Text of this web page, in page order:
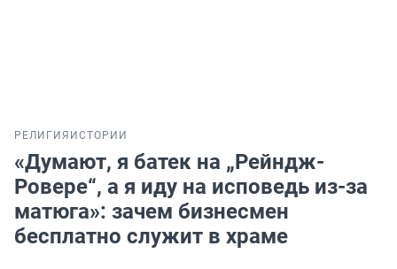
РЕЛИГИЯ ИСТОРИИ
«Думают, я батек на „Рейндж-
Ровере“, а я иду на исповедь из-за
матюга»: зачем бизнесмен
бесплатно служит в храме